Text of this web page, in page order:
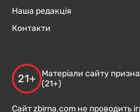
Наша редакція
Контакти
21+
Матеріали сайту
(21+)
Сайт zbirna.com не проводить